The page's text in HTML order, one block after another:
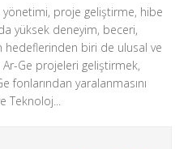
proje geliştirme, hibe
yüksek deneyim, beceri,
biri de ulusal ve
Ge projeleri geliştirmek,
fonlarından yaralanmasını
Teknoloj...